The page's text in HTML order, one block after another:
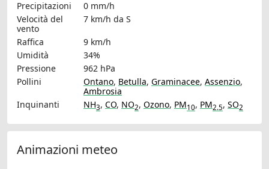
Precipitazioni
0 mm/h
Velocità del
vento
7 km/h da S
Raffica
9 km/h
Umidità
34%
Pressione
962 hPa
Pollini
Ontano, Betulla, Graminacee, Assenzio,
Ambrosia
Inquinanti
NH3, CO, NO2, Ozono, PM10, PM2.5, SO2
Animazioni meteo